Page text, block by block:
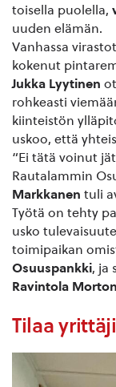
toisella puolella,
uuden elämän.
Vanhassa
kokenut
Jukka Lyytinen
rohkeasti
kiinteistön
uskoo, että
“Ei tätä voinut
Rautalammin
Markkanen tuli
Työtä on tehty
usko
toimipaikan
Osuuspankki, ja
Ravintola Morton
Tilaa